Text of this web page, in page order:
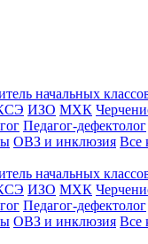
начальных
ИЗО МХК
Педагог-дефектолог
ОВЗ и инклюзия Все
начальных
ИЗО МХК
Педагог-дефектолог
ОВЗ и инклюзия Все